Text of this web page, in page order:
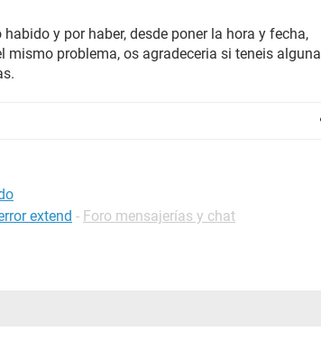
y por haber, desde poner la hora y fecha,
mismo problema, os agradeceria si teneis alguna
extend - Foro mensajerías y chat